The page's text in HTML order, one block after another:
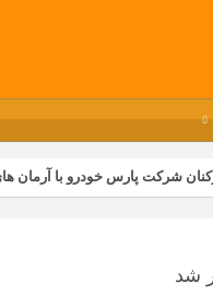
شرکت پارس خودرو با آرمان
سالروز شهادت امام
مراسم
مگاموتور در بزرگترینشد